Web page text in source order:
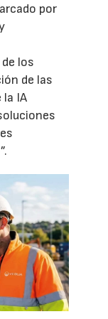
por
los
de las
la IA